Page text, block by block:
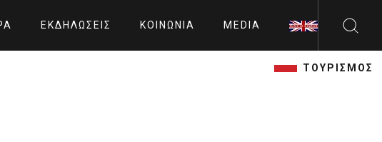
ΕΚΔΗΛΏΣΕΙΣ ΚΟΙΝΩΝΊΑ MEDIA
ΤΟΥΡΙΣΜΟΣ